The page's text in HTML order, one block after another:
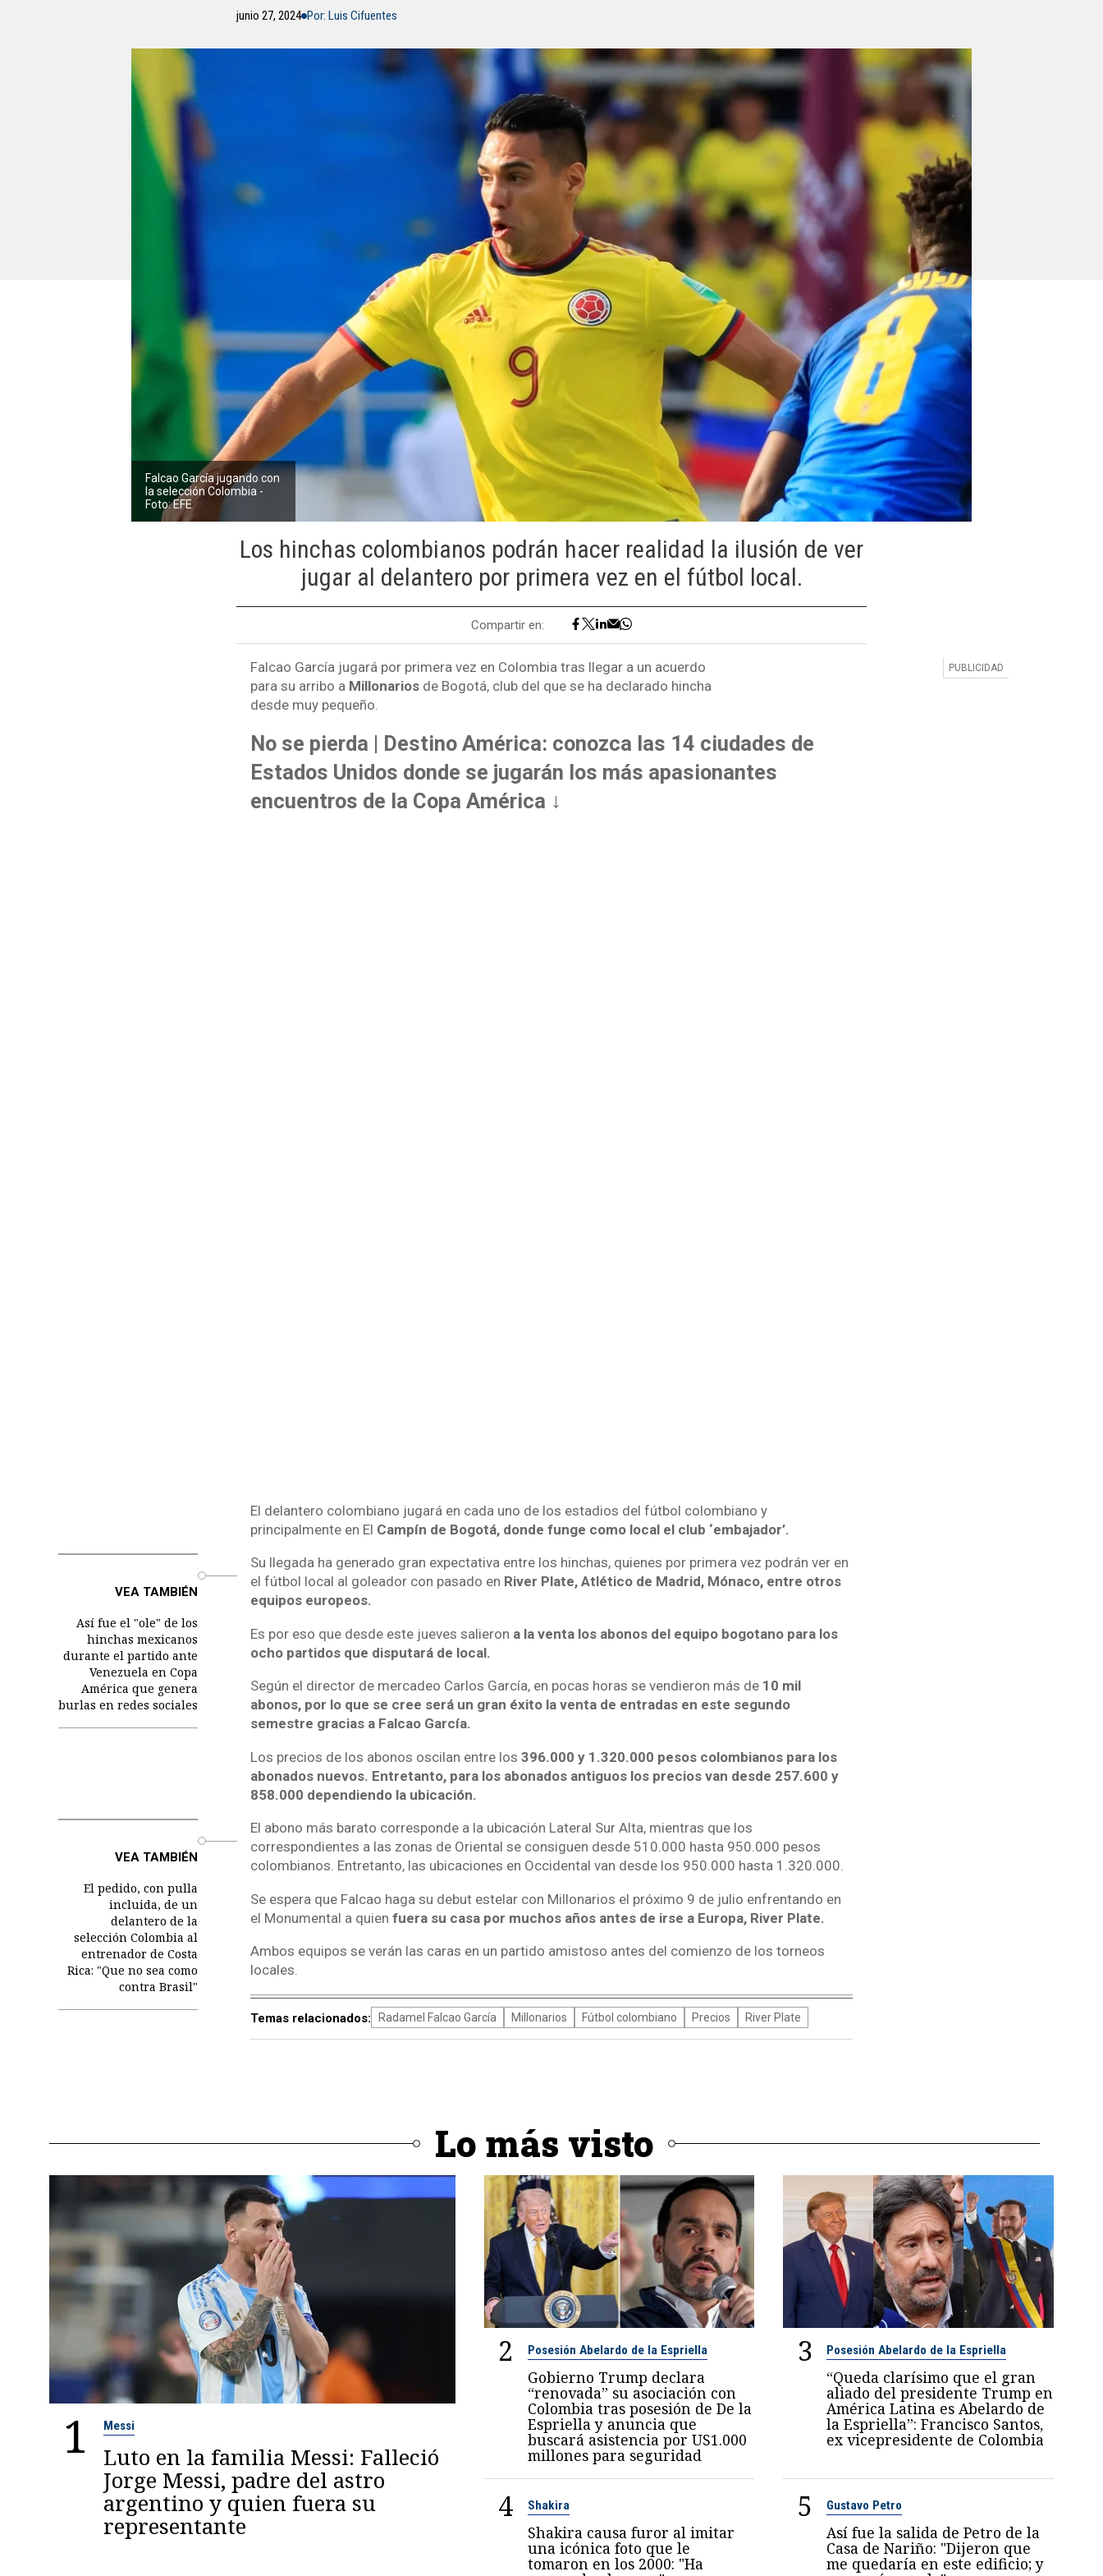
junio 27, 2024 Por: Luis Cifuentes
Falcao García jugando con
la selección Colombia -
Foto: EFE
Los hinchas colombianos podrán hacer realidad la ilusión de ver
jugar al delantero por primera vez en el fútbol local.
Compartir en:
Falcao García jugará por primera vez en Colombia tras llegar a un acuerdo
para su arribo a Millonariosde Bogotá, club del que se ha declarado hincha
desde muy pequeño.
No se pierda | Destino América: conozca las 14 ciudades de
Estados Unidos donde se jugarán los más apasionantes
encuentros de la Copa América ↓
El delantero colombiano jugará en cada uno de los estadios del fútbol colombiano y
principalmente en El Campín de Bogotá, donde funge como local el club ‘embajador’.
VEA TAMBIÉN
Así fue el "ole" de los
hinchas mexicanos
durante el partido ante
Venezuela en Copa
América que genera
burlas en redes sociales
Su llegada ha generado gran expectativa entre los hinchas, quienes por primera vez podrán ver en
el fútbol local al goleador con pasado en River Plate, Atlético de Madrid, Mónaco, entre otros
equipos europeos.
Es por eso que desde este jueves salieron a la venta los abonos del equipo bogotano para los
ocho partidos que disputará de local.
Según el director de mercadeo Carlos García, en pocas horas se vendieron más de 10 mil
abonos, por lo que se cree será un gran éxito la venta de entradas en este segundo
semestre gracias a Falcao García.
Los precios de los abonos oscilan entre los 396.000 y 1.320.000 pesos colombianos para los
abonados nuevos. Entretanto, para los abonados antiguos los precios van desde 257.600 y
858.000 dependiendo la ubicación.
VEA TAMBIÉN
El pedido, con pulla
incluida, de un
delantero de la
selección Colombia al
entrenador de Costa
Rica: "Que no sea como
contra Brasil"
El abono más barato corresponde a la ubicación Lateral Sur Alta, mientras que los
correspondientes a las zonas de Oriental se consiguen desde 510.000 hasta 950.000 pesos
colombianos. Entretanto, las ubicaciones en Occidental van desde los 950.000 hasta 1.320.000.
Se espera que Falcao haga su debut estelar con Millonarios el próximo 9 de julio enfrentando en
el Monumental a quien fuera su casa por muchos años antes de irse a Europa, River Plate.
Ambos equipos se verán las caras en un partido amistoso antes del comienzo de los torneos
locales.
Temas relacionados: Radamel Falcao García Millonarios Fútbol colombiano Precios River Plate
Lo más visto
1 Messi
Luto en la familia Messi: Falleció
Jorge Messi, padre del astro
argentino y quien fuera su
representante
2 Posesión Abelardo de la Espriella
Gobierno Trump declara
“renovada” su asociación con
Colombia tras posesión de De la
Espriella y anuncia que
buscará asistencia por US1.000
millones para seguridad
3 Posesión Abelardo de la Espriella
“Queda clarísimo que el gran
aliado del presidente Trump en
América Latina es Abelardo de
la Espriella”: Francisco Santos,
ex vicepresidente de Colombia
4 Shakira
Shakira causa furor al imitar
una icónica foto que le
tomaron en los 2000: "Ha
5 Gustavo Petro
Así fue la salida de Petro de la
Casa de Nariño: "Dijeron que
me quedaría en este edificio; y